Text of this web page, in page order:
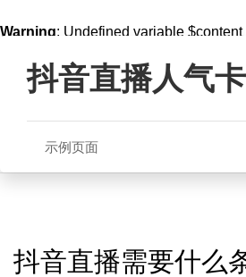
Warning: Undefined variable $content
content抖音直播人气
示例页面
抖音直播需要什么